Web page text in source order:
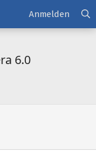
Anmelden
6.0